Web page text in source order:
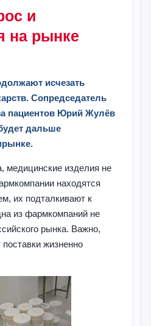
и
на рынке
исчезать
Сопредседатель
пациентов Юрий Жулёв
дальше
медицинские изделия не
находятся
их подталкивают к
из фармкомпаний не
рынка. Важно,
жизненно